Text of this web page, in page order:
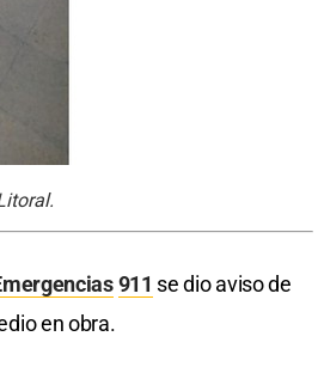
911 se dio aviso de
en obra.